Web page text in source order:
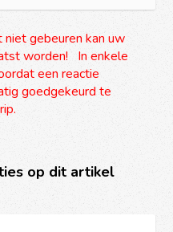
gebeuren kan uw
worden! In enkele
een reactie
goedgekeurd te
op dit artikel